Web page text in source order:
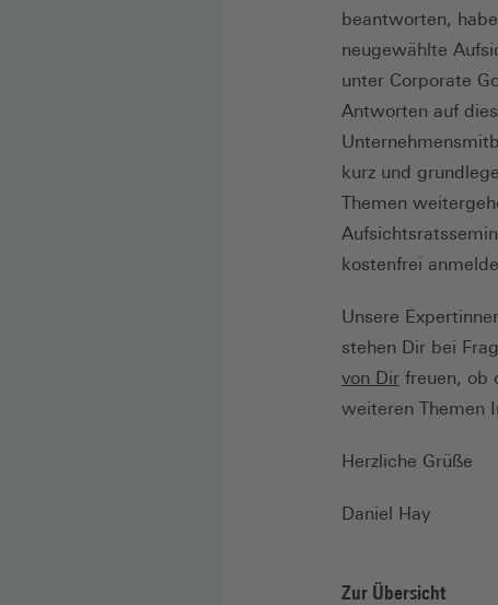
beantworten,
neugewählte
unter Corporate
Antworten auf
kurz und
Themen
kostenfrei
Unsere
stehen Dir bei
von Dir freuen, ob
weiteren Themen
Herzliche Grüße
Daniel Hay
Zur Übersicht